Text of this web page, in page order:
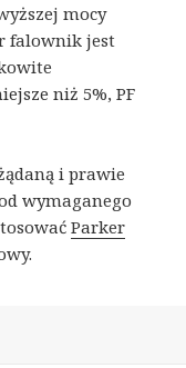
mocy
falownik jest
niż 5%, PF
i prawie
wymaganego
Parker